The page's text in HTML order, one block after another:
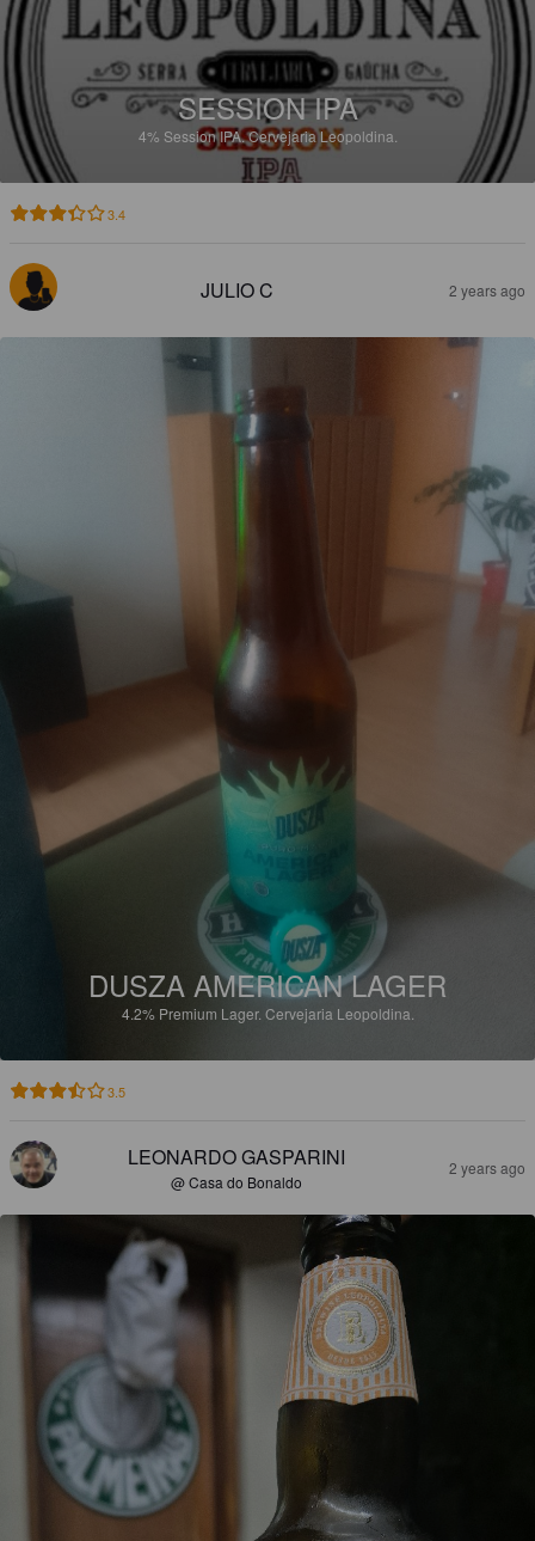
SESSION IPA
4% Session IPA.Cervejaria Leopoldina.
3.4
JULIO C 2 years ago
DUSZA AMERICAN LAGER
4.2% Premium Lager. Cervejaria Leopoldina.
3.5
LEONARDO GASPARINI
@ Casa do Bonaldo
2 years ago